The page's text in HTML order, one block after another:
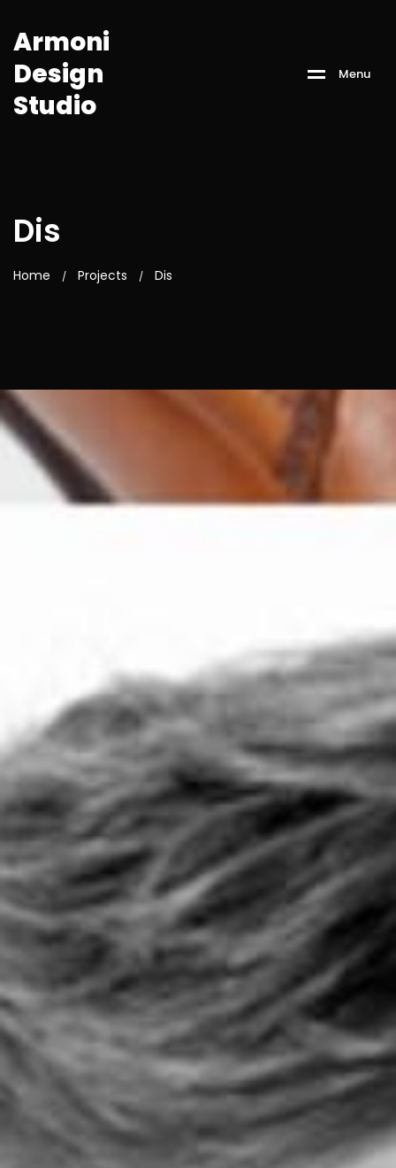
Armoni
Design
Studio
Menu
Dis
Home / Projects / Dis